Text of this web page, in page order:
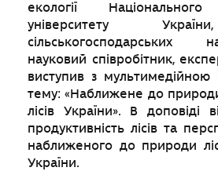
екології Національного
університету
науковий співробітник,
виступив з мультимедійною
тему: «Наближене до природи
лісів України». В доповіді
продуктивність лісів та
наближеного до природи
України.